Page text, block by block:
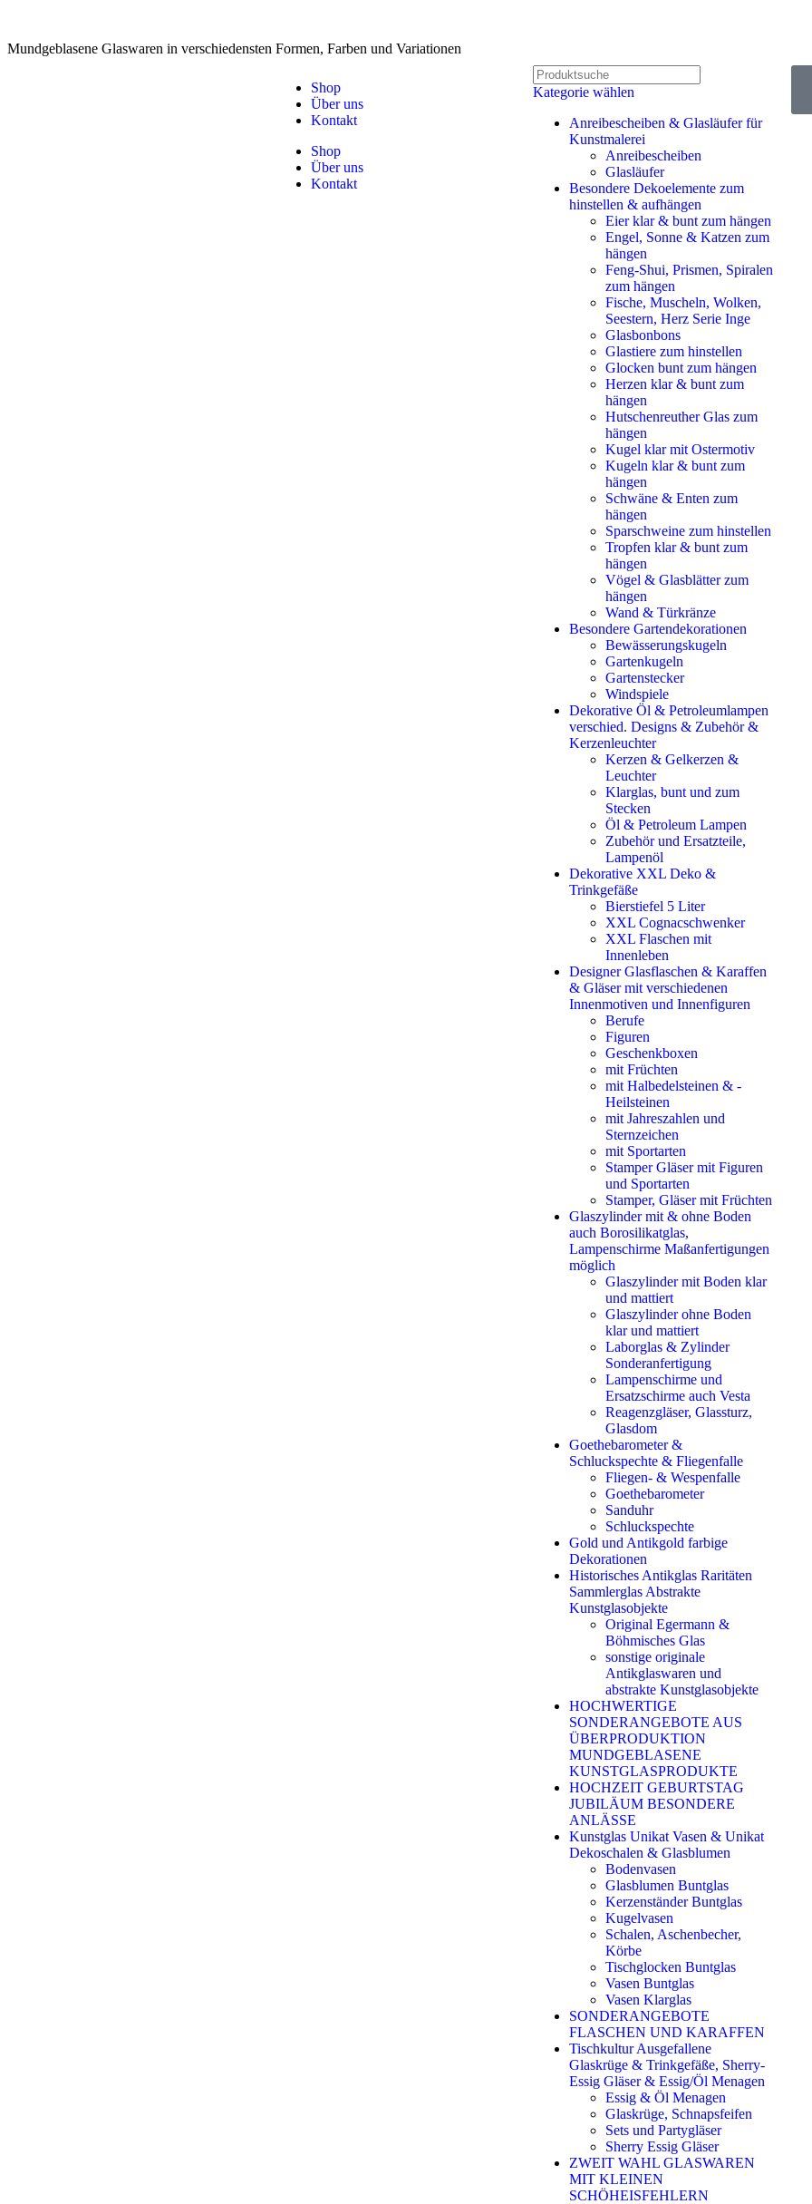
Mundgeblasene Glaswaren in verschiedensten Formen, Farben und Variationen
Shop
Über uns
Kontakt
Shop
Über uns
Kontakt
Kategorie wählen
Anreibescheiben & Glasläufer für
Kunstmalerei
Anreibescheiben
Glasläufer
Besondere Dekoelemente zum
hinstellen & aufhängen
Eier klar & bunt zum hängen
Engel, Sonne & Katzen zum
hängen
Feng-Shui, Prismen, Spiralen
zum hängen
Fische, Muscheln, Wolken,
Seestern, Herz Serie Inge
Glasbonbons
Glastiere zum hinstellen
Glocken bunt zum hängen
Herzen klar & bunt zum
hängen
Hutschenreuther Glas zum
hängen
Kugel klar mit Ostermotiv
Kugeln klar & bunt zum
hängen
Schwäne & Enten zum
hängen
Sparschweine zum hinstellen
Tropfen klar & bunt zum
hängen
Vögel & Glasblätter zum
hängen
Wand & Türkränze
Besondere Gartendekorationen
Bewässerungskugeln
Gartenkugeln
Gartenstecker
Windspiele
Dekorative Öl & Petroleumlampen
verschied. Designs & Zubehör &
Kerzenleuchter
Kerzen & Gelkerzen &
Leuchter
Klarglas, bunt und zum
Stecken
Öl & Petroleum Lampen
Zubehör und Ersatzteile,
Lampenöl
Dekorative XXL Deko &
Trinkgefäße
Bierstiefel 5 Liter
XXL Cognacschwenker
XXL Flaschen mit
Innenleben
Designer Glasflaschen & Karaffen
& Gläser mit verschiedenen
Innenmotiven und Innenfiguren
Berufe
Figuren
Geschenkboxen
mit Früchten
mit Halbedelsteinen & -
Heilsteinen
mit Jahreszahlen und
Sternzeichen
mit Sportarten
Stamper Gläser mit Figuren
und Sportarten
Stamper, Gläser mit Früchten
Glaszylinder mit & ohne Boden
auch Borosilikatglas,
Lampenschirme Maßanfertigungen
möglich
Glaszylinder mit Boden klar
und mattiert
Glaszylinder ohne Boden
klar und mattiert
Laborglas & Zylinder
Sonderanfertigung
Lampenschirme und
Ersatzschirme auch Vesta
Reagenzgläser, Glassturz,
Glasdom
Goethebarometer &
Schluckspechte & Fliegenfalle
Fliegen- & Wespenfalle
Goethebarometer
Sanduhr
Schluckspechte
Gold und Antikgold farbige
Dekorationen
Historisches Antikglas Raritäten
Sammlerglas Abstrakte
Kunstglasobjekte
Original Egermann &
Böhmisches Glas
sonstige originale
Antikglaswaren und
abstrakte Kunstglasobjekte
HOCHWERTIGE
SONDERANGEBOTE AUS
ÜBERPRODUKTION
MUNDGEBLASENE
KUNSTGLASPRODUKTE
HOCHZEIT GEBURTSTAG
JUBILÄUM BESONDERE
ANLÄSSE
Kunstglas Unikat Vasen & Unikat
Dekoschalen & Glasblumen
Bodenvasen
Glasblumen Buntglas
Kerzenständer Buntglas
Kugelvasen
Schalen, Aschenbecher,
Körbe
Tischglocken Buntglas
Vasen Buntglas
Vasen Klarglas
SONDERANGEBOTE
FLASCHEN UND KARAFFEN
Tischkultur Ausgefallene
Glaskrüge & Trinkgefäße, Sherry-
Essig Gläser & Essig/Öl Menagen
Essig & Öl Menagen
Glaskrüge, Schnapsfeifen
Sets und Partygläser
Sherry Essig Gläser
ZWEIT WAHL GLASWAREN
MIT KLEINEN
SCHÖHEISFEHLERN